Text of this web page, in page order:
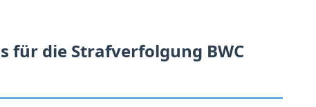
für die Strafverfolgung BWC